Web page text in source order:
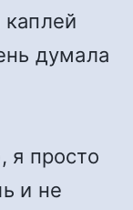
думала
я просто
и не